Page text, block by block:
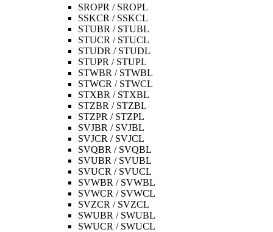
SROPR / SROPL
SSKCR / SSKCL
STUBR / STUBL
STUCR / STUCL
STUDR / STUDL
STUPR / STUPL
STWBR / STWBL
STWCR / STWCL
STXBR / STXBL
STZBR / STZBL
STZPR / STZPL
SVJBR / SVJBL
SVJCR / SVJCL
SVQBR / SVQBL
SVUBR / SVUBL
SVUCR / SVUCL
SVWBR / SVWBL
SVWCR / SVWCL
SVZCR / SVZCL
SWUBR / SWUBL
SWUCR / SWUCL